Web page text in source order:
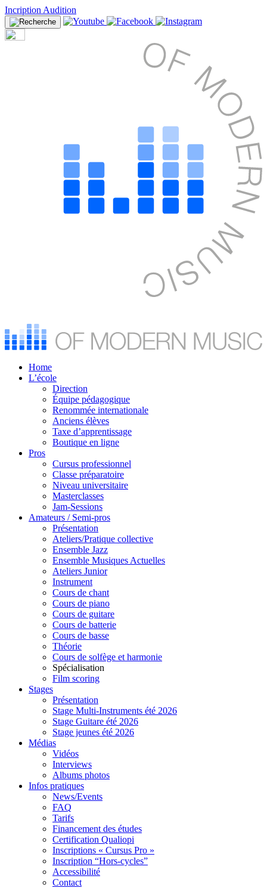
Incription Audition
Home
L’école
Direction
Équipe pédagogique
Renommée internationale
Anciens élèves
Taxe d’apprentissage
Boutique en ligne
Pros
Cursus professionnel
Classe préparatoire
Niveau universitaire
Masterclasses
Jam-Sessions
Amateurs / Semi-pros
Présentation
Ateliers/Pratique collective
Ensemble Jazz
Ensemble Musiques Actuelles
Ateliers Junior
Instrument
Cours de chant
Cours de piano
Cours de guitare
Cours de batterie
Cours de basse
Théorie
Cours de solfège et harmonie
Spécialisation
Film scoring
Stages
Présentation
Stage Multi-Instruments été 2026
Stage Guitare été 2026
Stage jeunes été 2026
Médias
Vidéos
Interviews
Albums photos
Infos pratiques
News/Events
FAQ
Tarifs
Financement des études
Certification Qualiopi
Inscriptions « Cursus Pro »
Inscription “Hors-cycles”
Accessibilité
Contact